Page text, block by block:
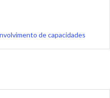
de capacidades